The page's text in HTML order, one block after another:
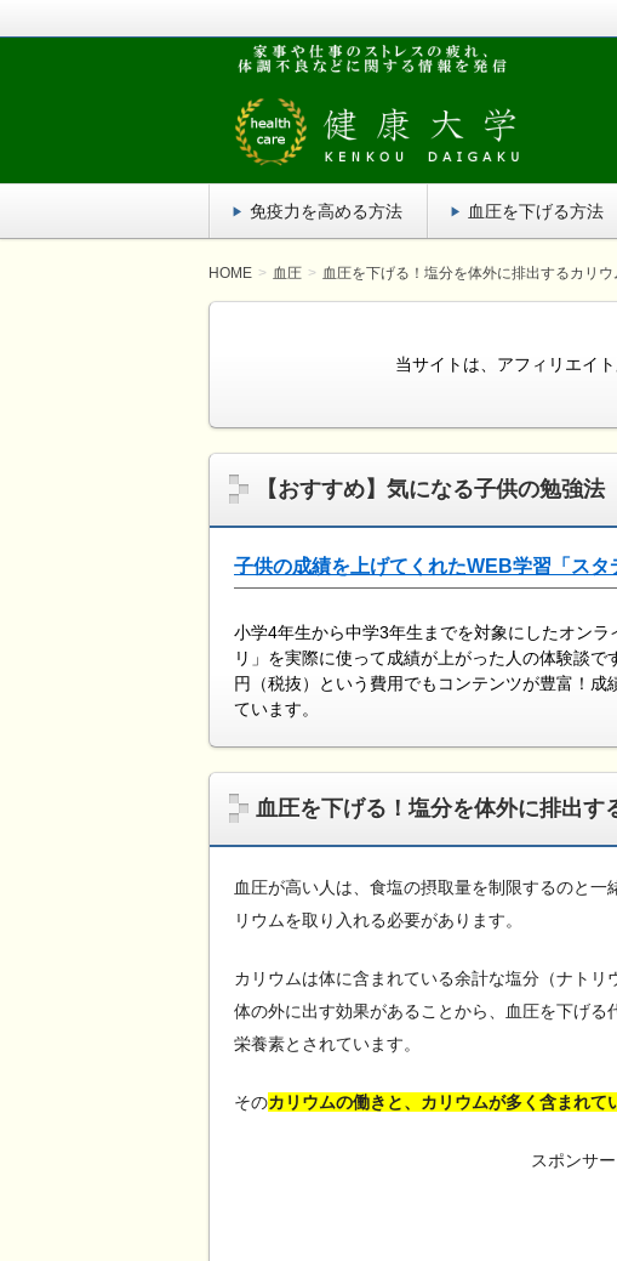
健康大学
疲れがたまってだるい！家事や仕事のストレ
単にでき、効果がある方法を紹介します。
免疫力を高める方法 血圧を下げる方法
HOME 血圧 血圧を下げる！塩分を体外に排出するカリ
当サイトは、アフィリエイ
【おすすめ】気になる子供の勉強法
子供の成績を上げてくれたWEB学習「スタ
小学4年生から中学3年生までを対象にしたオン
リ」を実際に使って成績が上がった人の体験談
円（税抜）という費用でもコンテンツが豊富！
ています。
血圧を下げる！塩分を体外に排出す
血圧が高い人は、食塩の摂取量を制限するのと一
リウムを取り入れる必要があります。
カリウムは体に含まれている余計な塩分（ナトリ
体の外に出す効果があることから、血圧を下げる
栄養素とされています。
そのカリウムの働きと、カリウムが多く含まれて
スポンサ